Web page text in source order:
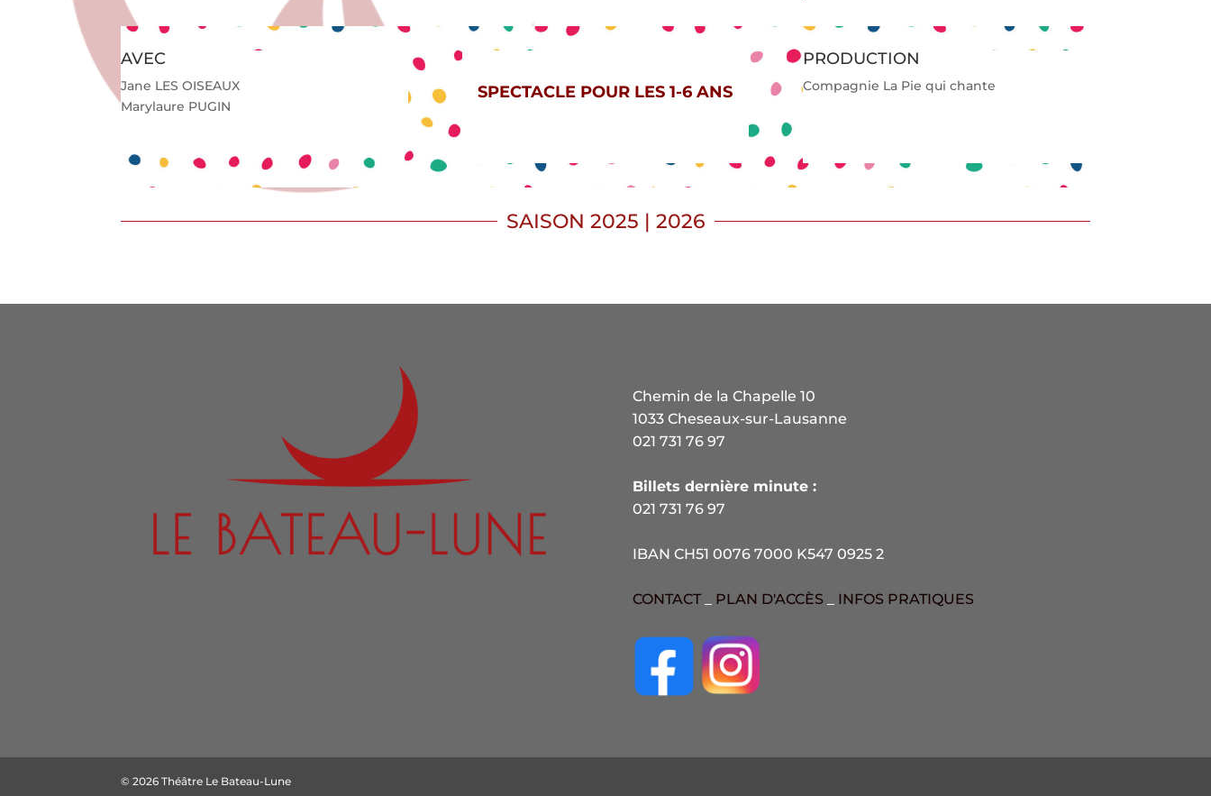
AVEC
Jane LES OISEAUX
Marylaure PUGIN
SPECTACLE POUR LES 1-6 ANS
PRODUCTION
Compagnie La Pie qui chante
SAISON 2025 | 2026
Chemin de la Chapelle 10
1033 Cheseaux-sur-Lausanne
021 731 76 97
Billets dernière minute :
021 731 76 97
IBAN CH51 0076 7000 K547 0925 2
CONTACT_ PLAN D'ACCÈS_ INFOS PRATIQUES
© 2026 Théâtre Le Bateau-Lune